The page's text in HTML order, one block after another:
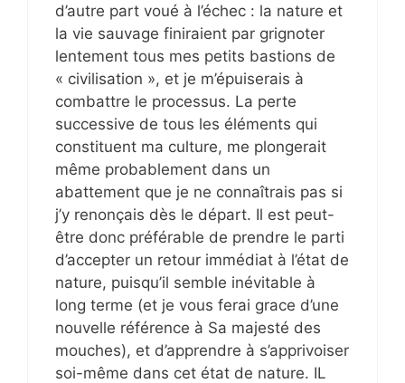
d’autre part voué à l’échec : la nature et
la vie sauvage finiraient par grignoter
lentement tous mes petits bastions de
« civilisation », et je m’épuiserais à
combattre le processus. La perte
successive de tous les éléments qui
constituent ma culture, me plongerait
même probablement dans un
abattement que je ne connaîtrais pas si
j’y renonçais dès le départ. Il est peut-
être donc préférable de prendre le parti
d’accepter un retour immédiat à l’état de
nature, puisqu’il semble inévitable à
long terme (et je vous ferai grace d’une
nouvelle référence à Sa majesté des
mouches), et d’apprendre à s’apprivoiser
soi-même dans cet état de nature. IL